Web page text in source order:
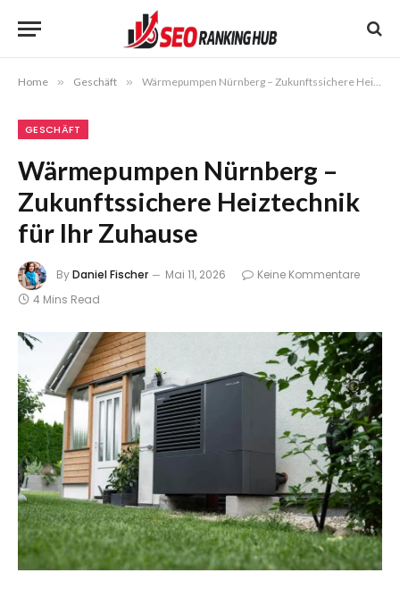
Home » Geschäft » Wärmepumpen Nürnberg – Zukunftssichere Heiztechnik für Ihr Zuhause
GESCHÄFT
Wärmepumpen Nürnberg –
Zukunftssichere Heiztechnik
für Ihr Zuhause
ByDaniel Fischer Mai 11, 2026
Keine Kommentare
4 Mins Read